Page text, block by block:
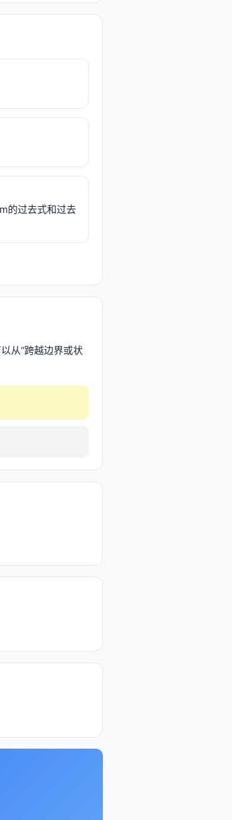
的过去式和过去
从“跨越边界或状